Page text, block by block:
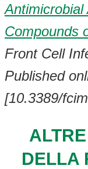
Compounds
Front Cell
Published
[10.3389/
DELLA